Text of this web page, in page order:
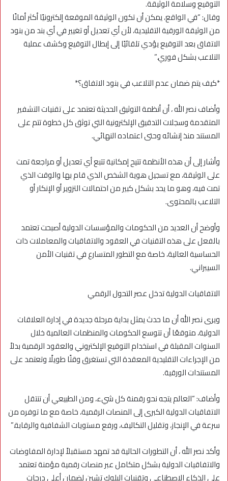
التوقيع وسلامة الوثيقة.
وقال: “في الواقع، يمكن أن تكون الوثيقة الموقعة إلكترونيًا أكثر أمانًا
من الوثيقة الورقية التقليدية، لأن أي تعديل أو تغيير في أي بند من بنود
الاتفاق بعد التوقيع يؤدي تلقائيًا إلى إبطال التوقيع وكشف عملية
التلاعب بشكل فوري.”
*كيف يتم ضمان عدم التلاعب في بنود الاتفاق؟*
وأضاف نصر الله ، أن أنظمة التوثيق الحديثة تعتمد على تقنيات التشفير
المتقدمة وسجلات التدقيق الإلكترونية التي توثق كل خطوة تتم على
المستند منذ إنشائه وحتى اعتماده النهائي.
وأشار إلى أن هذه الأنظمة تتيح إمكانية تتبع أي تعديل أو مراجعة تمت
على الوثيقة، مع تسجيل هوية الشخص الذي قام بها والوقت الذي
تمت فيه، وهو ما يحد بشكل كبير من احتمالات التزوير أو الإنكار أو
التلاعب بالمحتوى.
وأوضح أن العديد من الحكومات والمؤسسات الدولية أصبحت تعتمد
بالفعل على هذه التقنيات في العقود والاتفاقيات والمعاملات ذات
الحساسية العالية، خاصة مع التطور المتسارع في تقنيات الأمن
السيبراني.
الاتفاقيات الدولية تدخل عصر التحول الرقمي
ويرى نصر الله أن ما حدث يمثل بداية مرحلة جديدة في إدارة العلاقات
الدولية، متوقعًا أن تتوسع الحكومات والمنظمات العالمية خلال
السنوات المقبلة في استخدام التوقيع الإلكتروني والعقود الرقمية بدلاً
من الإجراءات التقليدية المعقدة التي تستغرق وقتًا طويلًا وتعتمد على
المستندات الورقية.
وأضاف: “العالم يتجه نحو رقمنة كل شيء، ومن الطبيعي أن تنتقل
الاتفاقيات الدولية الكبرى إلى المنصات الرقمية، خاصة مع ما توفره من
سرعة في الإنجاز، وتقليل التكاليف، ورفع مستويات الشفافية والرقابة.”
وأكد نصر الله ، أن التطورات الحالية قد تمهد مستقبلاً لإدارة المفاوضات
والاتفاقيات الدولية بشكل متكامل عبر منصات رقمية مؤمنة تعتمد
على الذكاء الاصطناعي وتقنيات البلوك تشين لضمان أعلى درجات